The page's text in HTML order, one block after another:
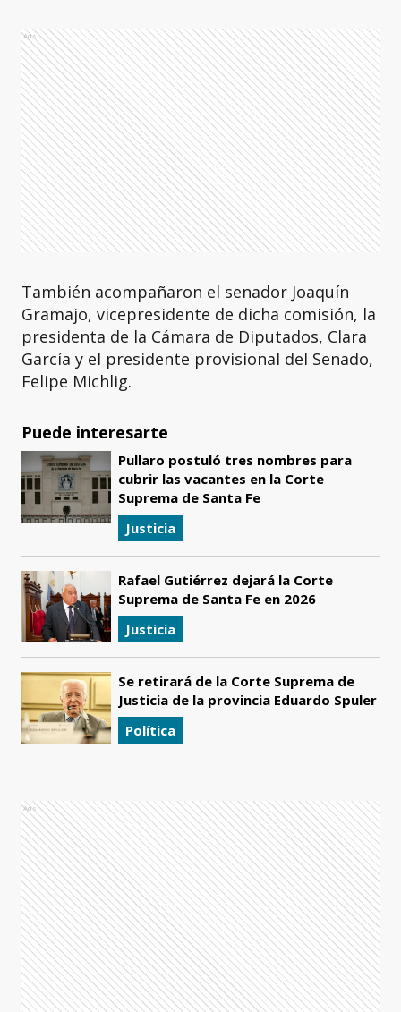
Ads
También acompañaron el senador Joaquín
Gramajo, vicepresidente de dicha comisión, la
presidenta de la Cámara de Diputados, Clara
García y el presidente provisional del Senado,
Felipe Michlig.
Puede interesarte
Pullaro postuló tres nombres para
cubrir las vacantes en la Corte
Suprema de Santa Fe
Justicia
Rafael Gutiérrez dejará la Corte
Suprema de Santa Fe en 2026
Justicia
Se retirará de la Corte Suprema de
Justicia de la provincia Eduardo Spuler
Política
Ads